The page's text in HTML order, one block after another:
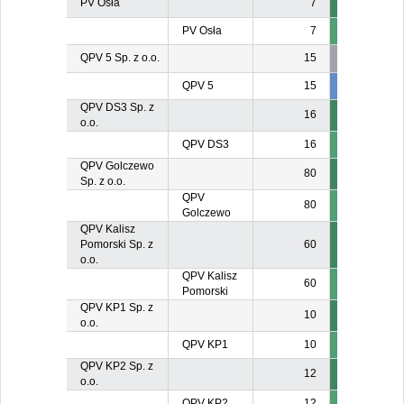
PV Osła 7
PV Osła 7
QPV 5 Sp. z o.o. 15
QPV 5 15
QPV DS3 Sp. z
o.o.
16
QPV DS3
16
QPV Golczewo
Sp. z o.o.
80
QPV
Golczewo
80
QPV Kalisz
Pomorski Sp. z
o.o.
60
QPV Kalisz
Pomorski
60
QPV KP1 Sp. z
o.o.
10
QPV KP1
10
QPV KP2 Sp. z
o.o.
12